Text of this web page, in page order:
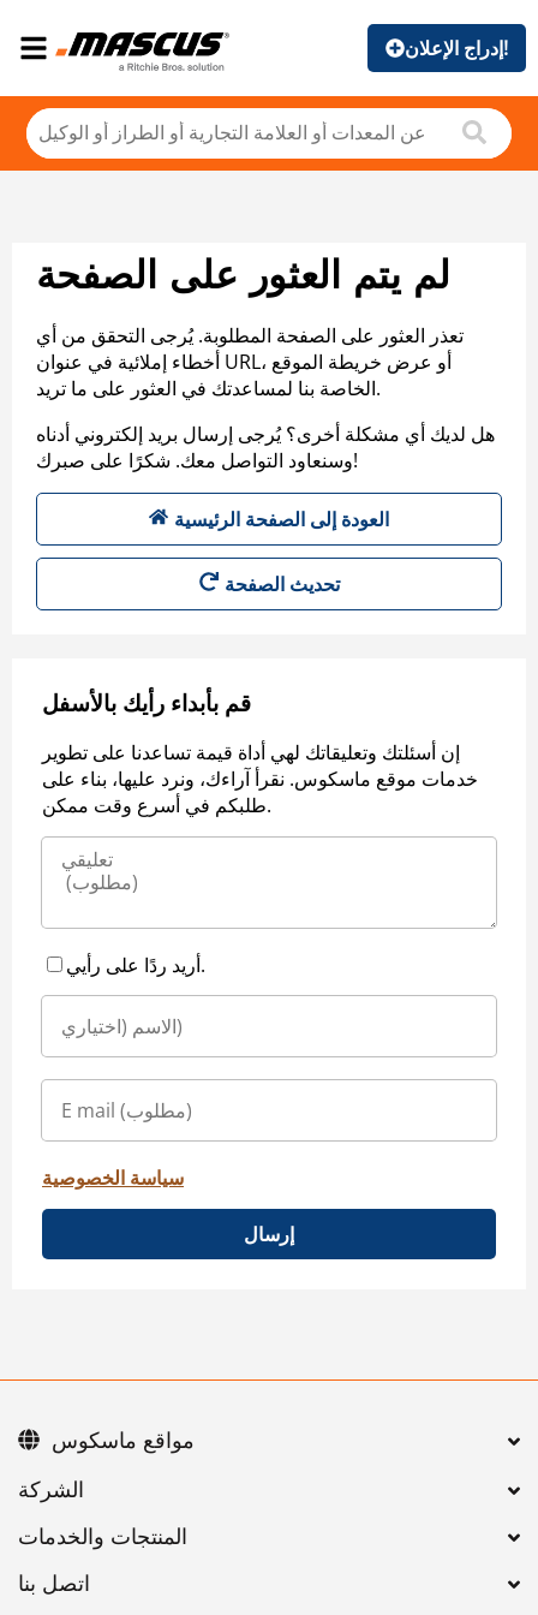
إدراج الإعلان!
لم يتم العثور على الصفحة
تعذر العثور على الصفحة المطلوبة. يُرجى التحقق من أي
أخطاء إملائية في عنوان URL، أو عرض خريطة الموقع
الخاصة بنا لمساعدتك في العثور على ما تريد.
هل لديك أي مشكلة أخرى؟ يُرجى إرسال بريد إلكتروني أدناه
وسنعاود التواصل معك. شكرًا على صبرك!
العودة إلى الصفحة الرئيسية
تحديث الصفحة
قم بأبداء رأيك بالأسفل
إن أسئلتك وتعليقاتك لهي أداة قيمة تساعدنا على تطوير
خدمات موقع ماسكوس. نقرأ آراءك، ونرد عليها، بناء على
طلبكم في أسرع وقت ممكن.
أريد ردًا على رأيي.
سياسة الخصوصية
إرسال
اتصل بنا
مواقع ماسكوس